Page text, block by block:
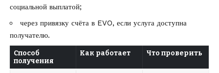
социальной выплатой;
через привязку счёта в EVO, если услуга доступна
получателю.
Способ
получения
Как работает Что проверить